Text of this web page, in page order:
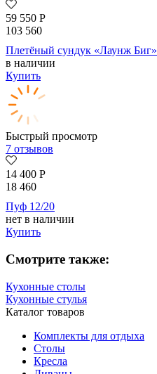
59 550 Р
103 560
Плетёный сундук «Лаунж Биг»
в наличии
Купить
Быстрый просмотр
7 отзывов
14 400 Р
18 460
Пуф 12/20
нет в наличии
Купить
Смотрите также:
Кухонные столы
Кухонные стулья
Каталог товаров
Комплекты для отдыха
Столы
Кресла